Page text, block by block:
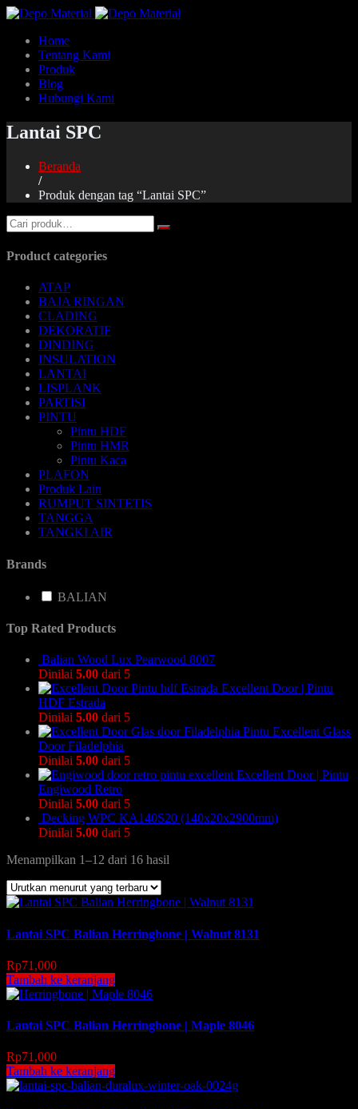
Home
Tentang Kami
Produk
Blog
Hubungi Kami
Lantai SPC
Beranda
/
Produk dengan tag “Lantai SPC”
Product categories
ATAP
BAJA RINGAN
CLADING
DEKORATIF
DINDING
INSULATION
LANTAI
LISPLANK
PARTISI
PINTU
Pintu HDF
Pintu HMR
Pintu Kaca
PLAFON
Produk Lain
RUMPUT SINTETIS
TANGGA
TANGKI AIR
Brands
BALIAN
Top Rated Products
Balian Wood Lux Pearwood 8007
Dinilai 5.00 dari 5
Excellent Door | Pintu
HDF Estrada
Dinilai 5.00 dari 5
Pintu Excellent Glass
Door Filadelphia
Dinilai 5.00 dari 5
Excellent Door | Pintu
Engiwood Retro
Dinilai 5.00 dari 5
Decking WPC KA140S20 (140x20x2900mm)
Dinilai 5.00 dari 5
Menampilkan 1–12 dari 16 hasil
Lantai SPC Balian Herringbone | Walnut 8131
Rp71,000
Tambah ke keranjang
Lantai SPC Balian Herringbone | Maple 8046
Rp71,000
Tambah ke keranjang